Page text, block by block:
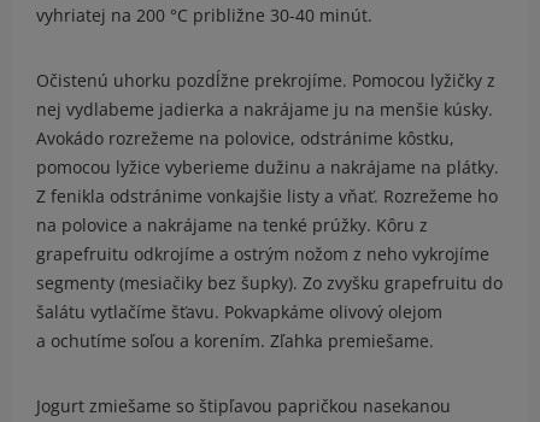
vyhriatej na 200 °C približne 30-40 minút.
Očistenú uhorku pozdĺžne prekrojíme. Pomocou lyžičky z
nej vydlabeme jadierka a nakrájame ju na menšie kúsky.
Avokádo rozrežeme na polovice, odstránime kôstku,
pomocou lyžice vyberieme dužinu a nakrájame na plátky.
Z fenikla odstránime vonkajšie listy a vňať. Rozrežeme ho
na polovice a nakrájame na tenké prúžky. Kôru z
grapefruitu odkrojíme a ostrým nožom z neho vykrojíme
segmenty (mesiačiky bez šupky). Zo zvyšku grapefruitu do
šalátu vytlačíme šťavu. Pokvapkáme olivový olejom
a ochutíme soľou a korením. Zľahka premiešame.
Jogurt zmiešame so štipľavou papričkou nasekanou